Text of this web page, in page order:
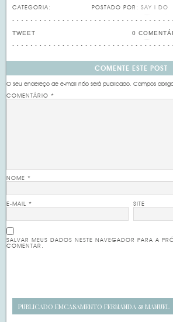
CATEGORIA: POSTADO POR: SAY I DO
0
TWEET
COMENTE ESTE POST
O seu endereço de e-mail não será publicado. Campos
COMENTÁRIO*
NOME*
E-MAIL* SITE
SALVAR MEUS DADOS NESTE NAVEGADOR PARA A
COMENTAR.
PUBLICADO EMCASAMENTO FERNANDA & MANUEL